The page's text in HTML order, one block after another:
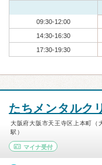
09:30-12:00
14:30-16:30
17:30-19:30
たちメンタルク
大阪府大阪市天王寺区上本町（
駅）
マイナ受付